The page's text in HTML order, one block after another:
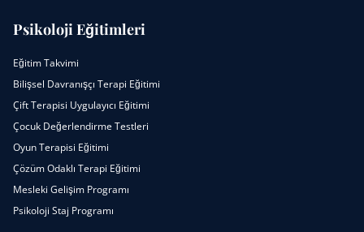
Psikoloji Eğitimleri
Eğitim Takvimi
Bilişsel Davranışçı Terapi Eğitimi
Çift Terapisi Uygulayıcı Eğitimi
Çocuk Değerlendirme Testleri
Oyun Terapisi Eğitimi
Çözüm Odaklı Terapi Eğitimi
Mesleki Gelişim Programı
Psikoloji Staj Programı